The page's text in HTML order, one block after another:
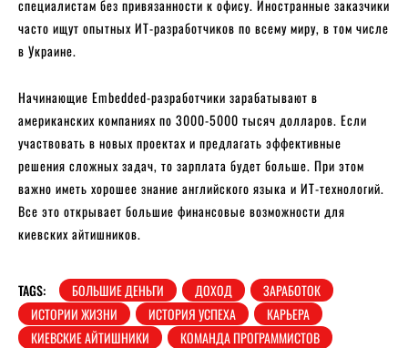
специалистам без привязанности к офису. Иностранные заказчики
часто ищут опытных ИТ-разработчиков по всему миру, в том числе
в Украине.
Начинающие Embedded-разработчики зарабатывают в
американских компаниях по 3000-5000 тысяч долларов. Если
участвовать в новых проектах и предлагать эффективные
решения сложных задач, то зарплата будет больше. При этом
важно иметь хорошее знание английского языка и ИТ-технологий.
Все это открывает большие финансовые возможности для
киевских айтишников.
TAGS: БОЛЬШИЕ ДЕНЬГИ ДОХОД
ЗАРАБОТОК
ИСТОРИИ ЖИЗНИ
ИСТОРИЯ УСПЕХА
КАРЬЕРА
КИЕВСКИЕ АЙТИШНИКИ
КОМАНДА ПРОГРАММИСТОВ